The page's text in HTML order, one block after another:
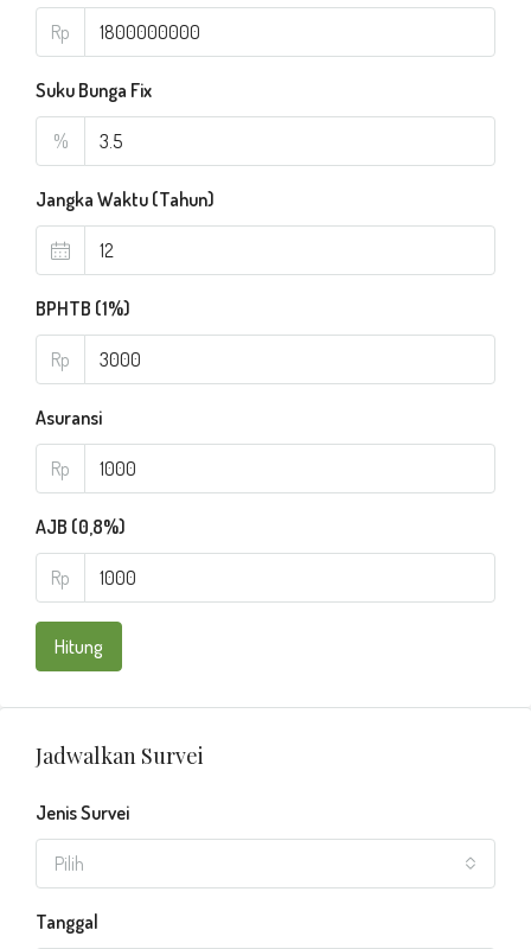
Rp
Suku Bunga Fix
%
Jangka Waktu (Tahun)
BPHTB (1%)
Rp
Asuransi
Rp
AJB (0,8%)
Rp
Hitung
Jadwalkan Survei
Jenis Survei
Pilih
Tanggal